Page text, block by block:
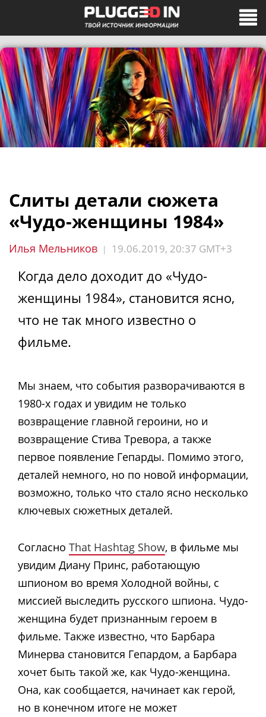
Слиты детали сюжета
«Чудо-женщины 1984»
Илья Мельников | 19.06.2019, 20:37 GMT+3
Когда дело доходит до «Чудо-
женщины 1984», становится ясно,
что не так много известно о
фильме.
Мы знаем, что события разворачиваются в
1980-х годах и увидим не только
возвращение главной героини, но и
возвращение Стива Тревора, а также
первое появление Гепарды. Помимо этого,
деталей немного, но по новой информации,
возможно, только что стало ясно несколько
ключевых сюжетных деталей.
Согласно That Hashtag Show, в фильме мы
увидим Диану Принс, работающую
шпионом во время Холодной войны, с
миссией выследить русского шпиона. Чудо-
женщина будет признанным героем в
фильме. Также известно, что Барбара
Минерва становится Гепардом, а Барбара
хочет быть такой же, как Чудо-женщина.
Она, как сообщается, начинает как герой,
но в конечном итоге не может